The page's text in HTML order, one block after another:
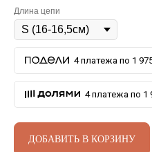
Длина цепи
4 платежа по 1
4 платежа по 1
ДОБАВИТЬ В КОРЗИНУ